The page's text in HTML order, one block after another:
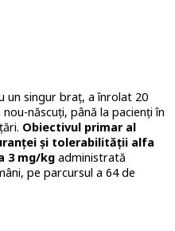
un singur braț, a înrolat 20
născuți, până la pacienți în
Obiectivul primar al
și tolerabilității alfa
3 mg/kgadministrată
pe parcursul a 64 de